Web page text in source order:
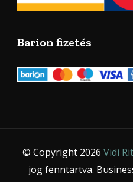
Barion fizetés
© Copyright 2026 Vidi
jog fenntartva.